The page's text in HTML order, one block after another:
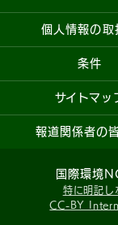
個人情報の取
条件
サイトマッ
報道関係者の
国際環境
特に明記し
CC-BY